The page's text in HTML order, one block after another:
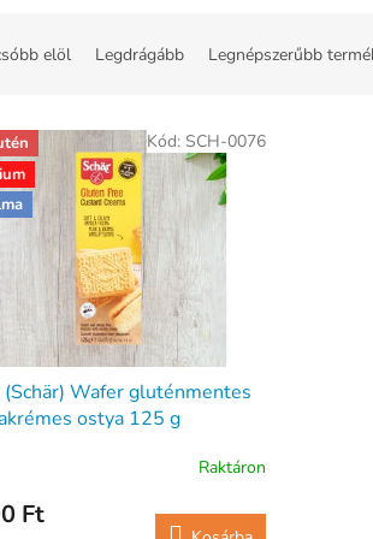
elöl Legdrágább Legnépszerűbb
(Schär) Wafer gluténmentes
ostya 125 g
Raktáron
Ft
Kód: SCH-0076